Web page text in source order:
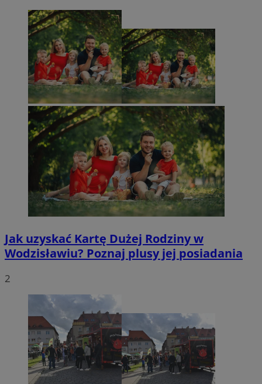
Jak uzyskać Kartę Dużej Rodziny w
Wodzisławiu? Poznaj plusy jej posiadania
2